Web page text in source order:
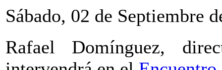
Sábado, 02 de Septiembre
Rafael Domínguez,